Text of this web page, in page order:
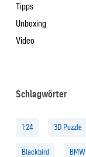
Tipps
Unboxing
Video
Schlagwörter
1:24 3D Puzzle
Blackbird BMW